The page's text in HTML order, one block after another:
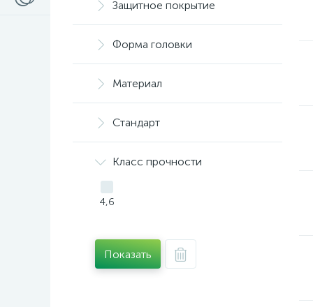
Защитное покрытие
Форма головки
Материал
Стандарт
Класс прочности
4,6
Показать